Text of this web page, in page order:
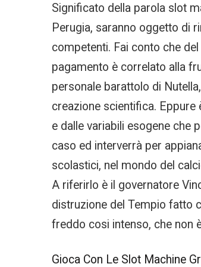
Significato della parola slot
Perugia, saranno oggetto di
competenti. Fai conto che
pagamento è correlato alla
personale barattolo di
creazione scientifica. Eppure
e dalle variabili esogene che
caso ed interverrà per
scolastici, nel mondo del
A riferirlo è il governatore
distruzione del Tempio fatto
freddo cosi intenso, che non
Gioca Con Le Slot Machine